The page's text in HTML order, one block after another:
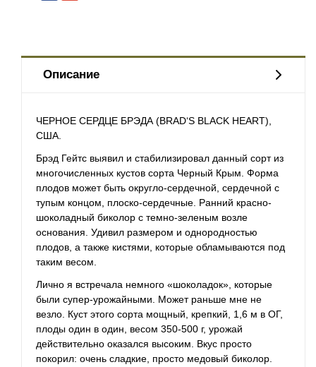
Описание
ЧЕРНОЕ СЕРДЦЕ БРЭДА (BRAD‘S BLACK HEART),
США.
Брэд Гейтс выявил и стабилизировал данный сорт из
многочисленных кустов сорта Черный Крым. Форма
плодов может быть округло-сердечной, сердечной с
тупым концом, плоско-сердечные. Ранний красно-
шоколадный биколор с темно-зеленым возле
основания. Удивил размером и однородностью
плодов, а также кистями, которые обламываются под
таким весом.
Лично я встречала немного «шоколадок», которые
были супер-урожайными. Может раньше мне не
везло. Куст этого сорта мощный, крепкий, 1,6 м в ОГ,
плоды один в один, весом 350-500 г, урожай
действительно оказался высоким. Вкус просто
покорил: очень сладкие, просто медовый биколор.